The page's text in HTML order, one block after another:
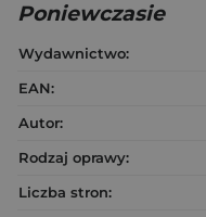
Poniewczasie
Wydawnictwo:
EAN:
Autor:
Rodzaj oprawy:
Liczba stron: